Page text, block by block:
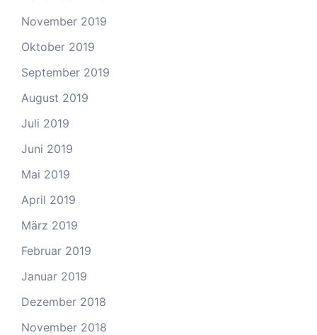
November 2019
Oktober 2019
September 2019
August 2019
Juli 2019
Juni 2019
Mai 2019
April 2019
März 2019
Februar 2019
Januar 2019
Dezember 2018
November 2018